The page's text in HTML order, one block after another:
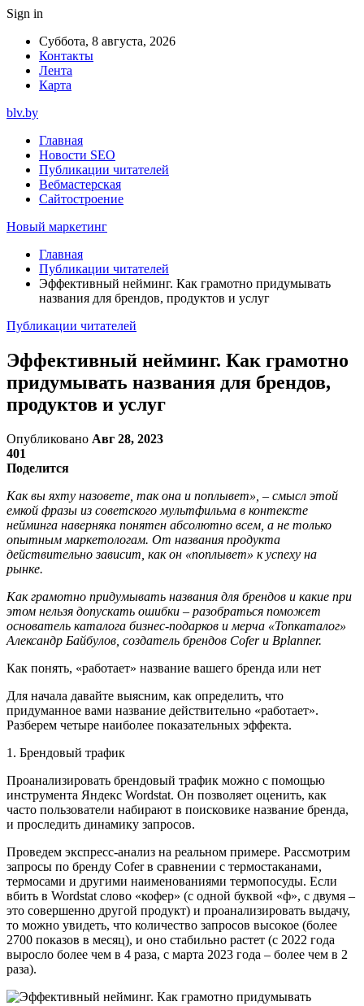
Sign in
Суббота, 8 августа, 2026
Контакты
Лента
Карта
blv.by
Главная
Новости SEO
Публикации читателей
Вебмастерская
Сайтостроение
Новый маркетинг
Главная
Публикации читателей
Эффективный нейминг. Как грамотно придумывать
названия для брендов, продуктов и услуг
Публикации читателей
Эффективный нейминг. Как грамотно
придумывать названия для брендов,
продуктов и услуг
Опубликовано Авг 28, 2023
401
Поделится
Как вы яхту назовете, так она и поплывет», – смысл этой
емкой фразы из советского мультфильма в контексте
нейминга наверняка понятен абсолютно всем, а не только
опытным маркетологам. От названия продукта
действительно зависит, как он «поплывет» к успеху на
рынке.
Как грамотно придумывать названия для брендов и какие при
этом нельзя допускать ошибки – разобраться поможет
основатель каталога бизнес-подарков и мерча «Топкаталог»
Александр Байбулов, создатель брендов Cofer и Bplanner.
Как понять, «работает» название вашего бренда или нет
Для начала давайте выясним, как определить, что
придуманное вами название действительно «работает».
Разберем четыре наиболее показательных эффекта.
1. Брендовый трафик
Проанализировать брендовый трафик можно с помощью
инструмента Яндекс Wordstat. Он позволяет оценить, как
часто пользователи набирают в поисковике название бренда,
и проследить динамику запросов.
Проведем экспресс-анализ на реальном примере. Рассмотрим
запросы по бренду Cofer в сравнении с термостаканами,
термосами и другими наименованиями термопосуды. Если
вбить в Wordstat слово «кофер» (с одной буквой «ф», с двумя –
это совершенно другой продукт) и проанализировать выдачу,
то можно увидеть, что количество запросов высокое (более
2700 показов в месяц), и оно стабильно растет (с 2022 года
выросло более чем в 4 раза, с марта 2023 года – более чем в 2
раза).